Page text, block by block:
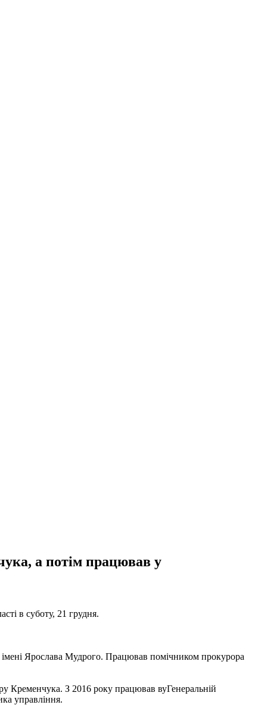
а потім працював у
в суботу, 21 грудня.
Ярослава Мудрого. Працював помічником прокурора
Кременчука. З 2016 року працював вуГенеральній
управління.